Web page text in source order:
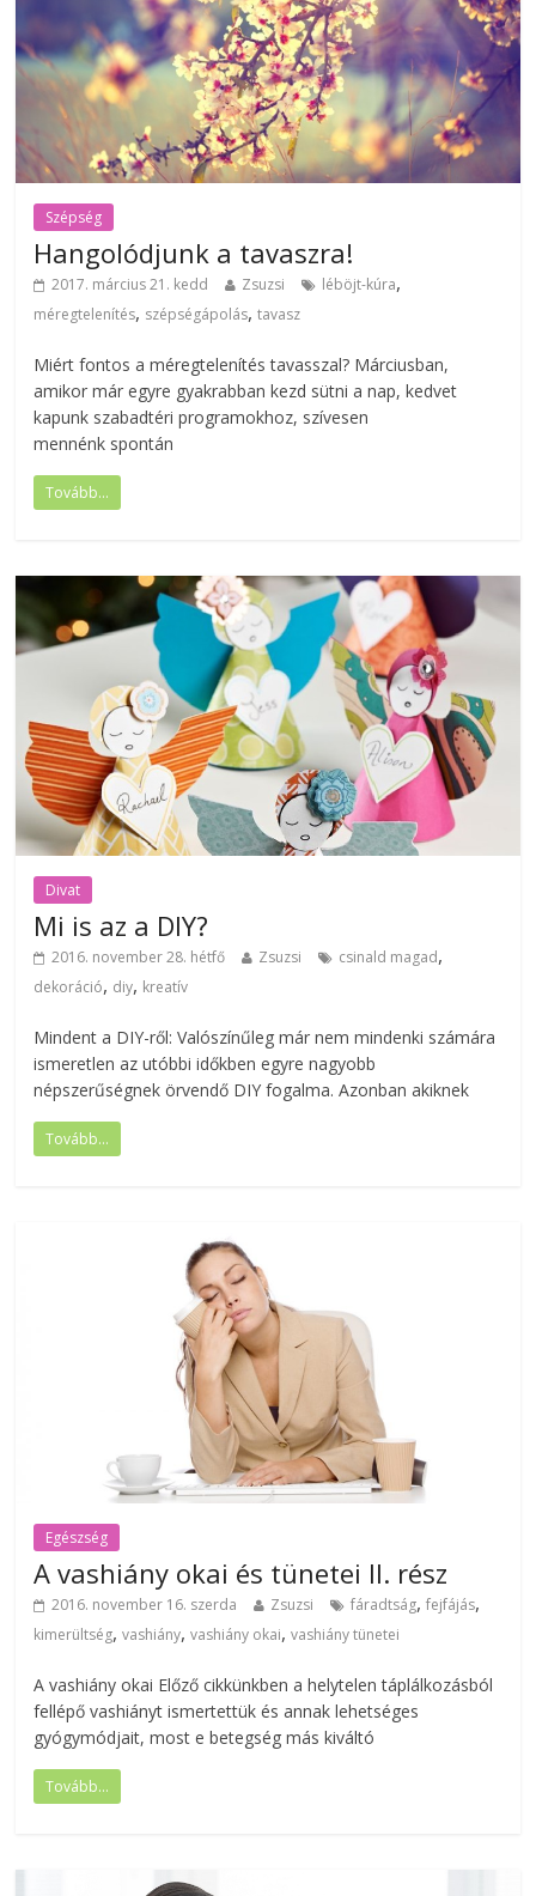
Szépség
Hangolódjunk a tavaszra!
2017. március 21. kedd Zsuzsi léböjt-kúra,
méregtelenítés, szépségápolás,tavasz
Miért fontos a méregtelenítés tavasszal? Márciusban,
amikor már egyre gyakrabban kezd sütni a nap, kedvet
kapunk szabadtéri programokhoz, szívesen
mennénk spontán
Tovább...
Divat
Mi is az a DIY?
2016. november 28. hétfő Zsuzsi csinald magad,
dekoráció, diy, kreatív
Mindent a DIY-ről: Valószínűleg már nem mindenki számára
ismeretlen az utóbbi időkben egyre nagyobb
népszerűségnek örvendő DIY fogalma. Azonban akiknek
Tovább...
Egészség
A vashiány okai és tünetei II. rész
2016. november 16. szerda Zsuzsi fáradtság,fejfájás,
kimerültség,vashiány,vashiány okai,vashiány tünetei
A vashiány okai Előző cikkünkben a helytelen táplálkozásból
fellépő vashiányt ismertettük és annak lehetséges
gyógymódjait, most e betegség más kiváltó
Tovább...